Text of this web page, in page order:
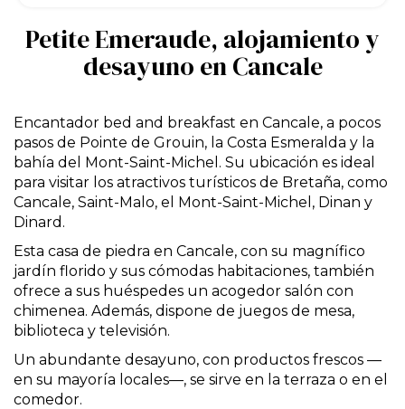
Petite Emeraude, alojamiento y
desayuno en Cancale
Encantador bed and breakfast en Cancale, a pocos
pasos de Pointe de Grouin, la Costa Esmeralda y la
bahía del Mont-Saint-Michel. Su ubicación es ideal
para visitar los atractivos turísticos de Bretaña, como
Cancale, Saint-Malo, el Mont-Saint-Michel, Dinan y
Dinard.
Esta casa de piedra en Cancale, con su magnífico
jardín florido y sus cómodas habitaciones, también
ofrece a sus huéspedes un acogedor salón con
chimenea. Además, dispone de juegos de mesa,
biblioteca y televisión.
Un abundante desayuno, con productos frescos —
en su mayoría locales—, se sirve en la terraza o en el
comedor.